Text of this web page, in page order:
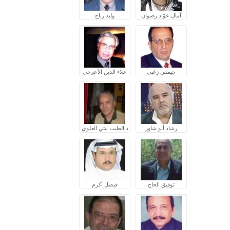
آمال عوّاد رضوان وليد رباح
جيمس زغبي علاء الدين الأعرجي
رشاد أبو شاور د.الطيب بيتي العلوي
توفيق الحاج فيصل أكرم